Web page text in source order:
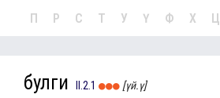
П Р С Т У Ү Ф Х Ц
булги II.2.1 [үй.ү]